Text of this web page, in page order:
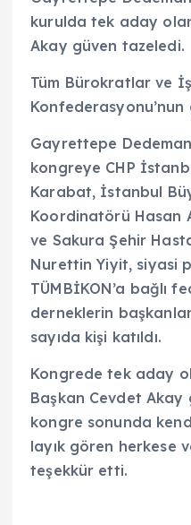
kurulda tek aday
Akay güven tazeledi.
Tüm Bürokratlar ve
Konfederasyonu’nun
Gayrettepe
kongreye CHP
Karabat, İstanbul
Koordinatörü Hasan
ve Sakura Şehir
Nurettin Yiyit, siyasi
TÜMBİKON’a bağlı
derneklerin
sayıda kişi katıldı.
Kongrede tek aday
Başkan Cevdet Akay
kongre sonunda
layık gören herkese
teşekkür etti.